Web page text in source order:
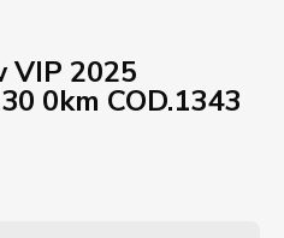
VIP 2025
0km COD.1343